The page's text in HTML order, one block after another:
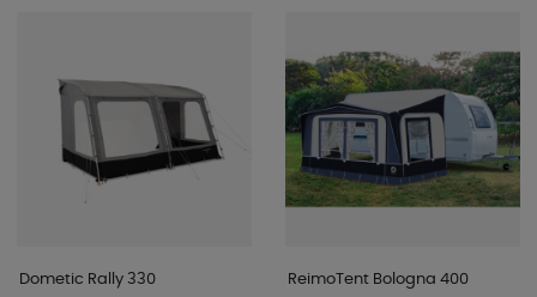
Dometic Rally 330 ReimoTent Bologna 400